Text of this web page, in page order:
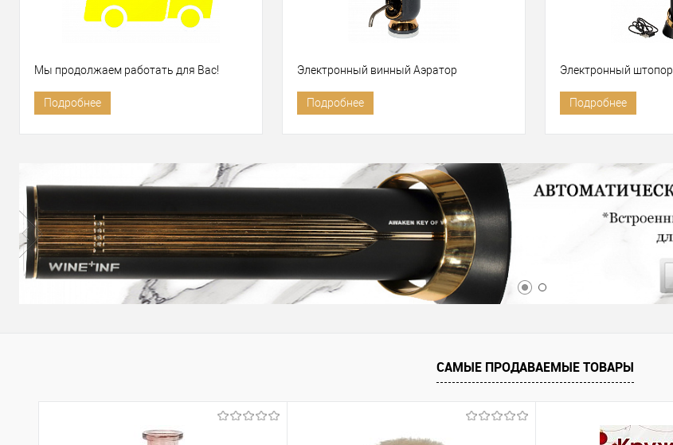
Мы продолжаем работать для Вас!
Подробнее
Электронный винный Аэратор
Подробнее
Электронный штопор
Подробнее
САМЫЕ ПРОДАВАЕМЫЕ ТОВАРЫ